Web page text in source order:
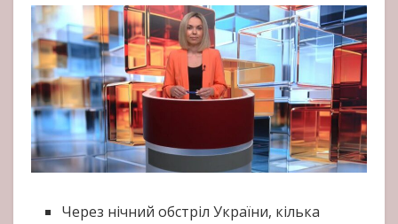
Через нічний обстріл України, кілька